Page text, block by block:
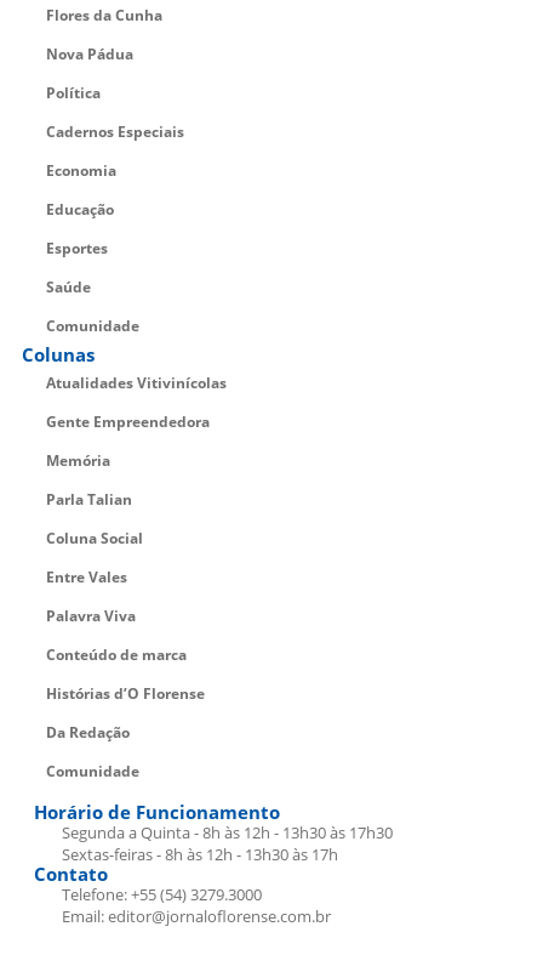
Flores da Cunha
Nova Pádua
Política
Cadernos Especiais
Economia
Educação
Esportes
Saúde
Comunidade
Colunas
Atualidades Vitivinícolas
Gente Empreendedora
Memória
Parla Talian
Coluna Social
Entre Vales
Palavra Viva
Conteúdo de marca
Histórias d’O Florense
Da Redação
Comunidade
Horário de Funcionamento
Segunda a Quinta - 8h às 12h - 13h30 às 17h30
Sextas-feiras - 8h às 12h - 13h30 às 17h
Contato
Telefone: +55 (54) 3279.3000
Email: editor@jornaloflorense.com.br